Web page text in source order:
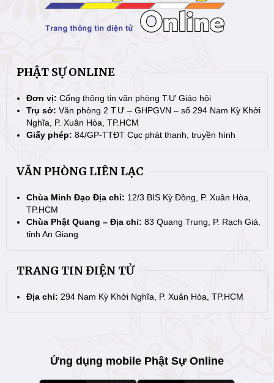
PHẬT SỰ ONLINE
Đơn vị: Cổng thông tin văn phòng T.Ư Giáo hội
Trụ sở: Văn phòng 2 T.Ư – GHPGVN – số 294 Nam Kỳ Khởi
Nghĩa, P. Xuân Hòa, TP.HCM
Giấy phép: 84/GP-TTĐT Cục phát thanh, truyền hình
VĂN PHÒNG LIÊN LẠC
Chùa Minh Đạo Địa chỉ: 12/3 BIS Kỳ Đồng, P. Xuân Hòa,
TP.HCM
Chùa Phật Quang – Địa chỉ: 83 Quang Trung, P. Rạch Giá,
tỉnh An Giang
TRANG TIN ĐIỆN TỬ
Địa chỉ: 294 Nam Kỳ Khởi Nghĩa, P. Xuân Hòa, TP.HCM
Ứng dụng mobile Phật Sự Online